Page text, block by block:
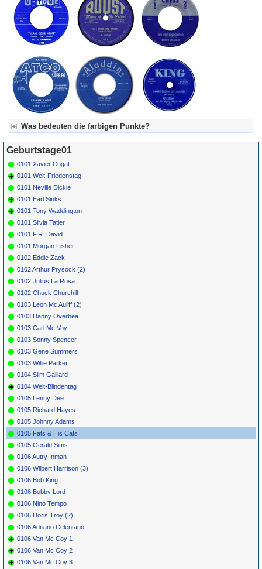
Was bedeuten die farbigen Punkte?
Für Axel's Tageskalender:
Grün = Kurzgeschichte
Grün! = fachlich bestimmt spannend, nicht verpassen!
Grün+ = Stundenbeitrag
Gelb = Kurzgeschichten oder Stundensendungen in Arbeit
Blau = Beschreibungstext (beschreibender Text)
Geburtstage01
0101 Xavier Cugat
0101 Welt-Friedenstag
0101 Neville Dickie
0101 Earl Sinks
0101 Tony Waddington
0101 Silvia Tatler
0101 F.R. David
0101 Morgan Fisher
0102 Eddie Zack
0102 Arthur Prysock (2)
0102 Julius La Rosa
0102 Chuck Churchill
0103 Leon Mc Auliff (2)
0103 Danny Overbea
0103 Carl Mc Voy
0103 Sonny Spencer
0103 Gene Summers
0103 Willie Parker
0104 Slim Gaillard
0104 Welt-Blindentag
0105 Lenny Dee
0105 Richard Hayes
0105 Johnny Adams
0105 Fats & His Cats
0105 Gerald Sims
0106 Autry Inman
0106 Wilbert Harrison (3)
0106 Bob King
0106 Bobby Lord
0106 Nino Tempo
0106 Doris Troy (2)
0106 Adriano Celentano
0106 Van Mc Coy 1
0106 Van Mc Coy 2
0106 Van Mc Coy 3